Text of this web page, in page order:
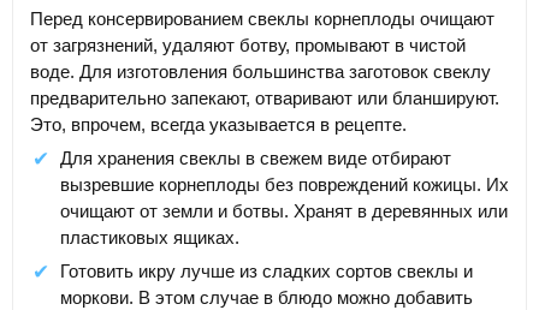
Перед консервированием свеклы корнеплоды очищают
от загрязнений, удаляют ботву, промывают в чистой
воде. Для изготовления большинства заготовок свеклу
предварительно запекают, отваривают или бланшируют.
Это, впрочем, всегда указывается в рецепте.
Для хранения свеклы в свежем виде отбирают
вызревшие корнеплоды без повреждений кожицы. Их
очищают от земли и ботвы. Хранят в деревянных или
пластиковых ящиках.
Готовить икру лучше из сладких сортов свеклы и
моркови. В этом случае в блюдо можно добавить